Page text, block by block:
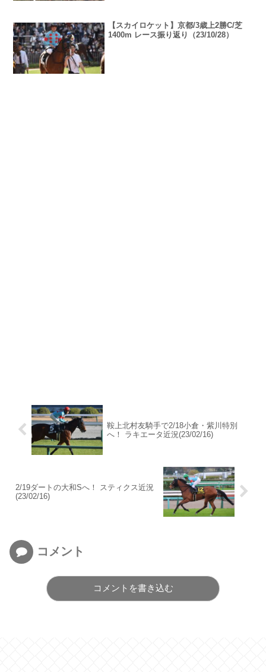
【スカイロケット】京都/3歳上2勝C/芝
1400m レース振り返り（23/10/28）
鞍上北村友騎手で2/18小倉・紫川特別
へ！ ラキエータ近況(23/02/16)
2/19ダートの大和Sへ！ スティクス近況
(23/02/16)
コメント
コメントを書き込む